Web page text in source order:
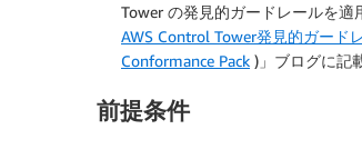
Tower の発見的ガードレールを
AWS Control Tower発見的ガード
Conformance Pack )」ブログに記
前提条件